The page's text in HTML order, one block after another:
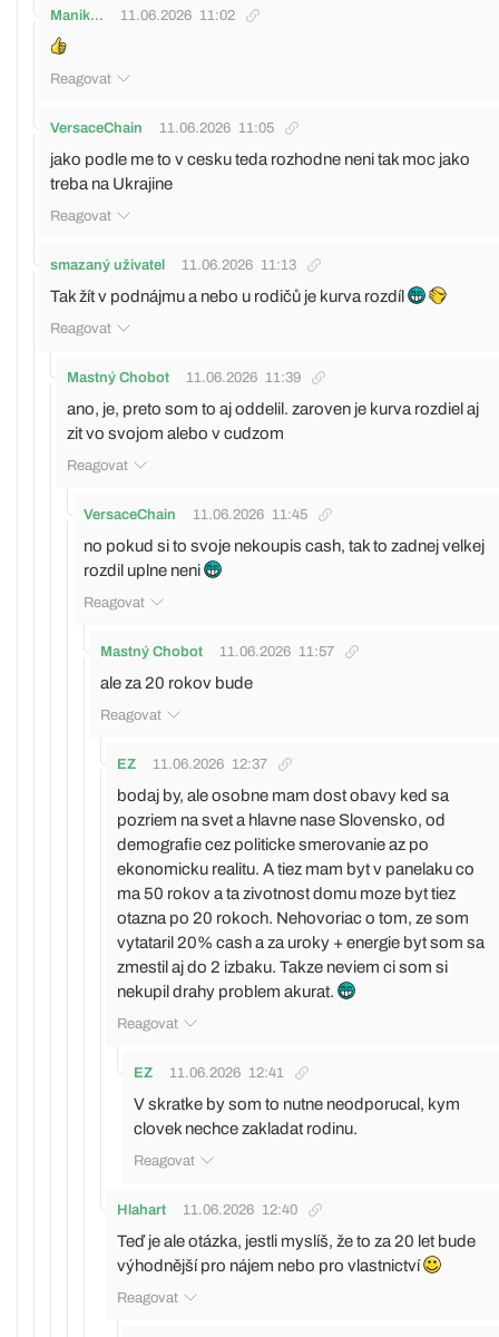
Manik... 11.06.2026 11:02
Reagovat
VersaceChain 11.06.2026 11:05
jako podle me to v cesku teda rozhodne neni tak moc jako
treba na Ukrajine
Reagovat
smazaný uživatel 11.06.2026 11:13
Tak žít v podnájmu a nebo u rodičů je kurva rozdíl
Reagovat
Mastný Chobot 11.06.2026 11:39
ano, je, preto som to aj oddelil. zaroven je kurva rozdiel aj
zit vo svojom alebo v cudzom
Reagovat
VersaceChain 11.06.2026 11:45
no pokud si to svoje nekoupis cash, tak to zadnej velkej
rozdil uplne neni
Reagovat
Mastný Chobot 11.06.2026 11:57
ale za 20 rokov bude
Reagovat
EZ 11.06.2026 12:37
bodaj by, ale osobne mam dost obavy ked sa
pozriem na svet a hlavne nase Slovensko, od
demografie cez politicke smerovanie az po
ekonomicku realitu. A tiez mam byt v panelaku co
ma 50 rokov a ta zivotnost domu moze byt tiez
otazna po 20 rokoch. Nehovoriac o tom, ze som
vytataril 20% cash a za uroky + energie byt som sa
zmestil aj do 2 izbaku. Takze neviem ci som si
nekupil drahy problem akurat.
Reagovat
EZ 11.06.2026 12:41
V skratke by som to nutne neodporucal, kym
clovek nechce zakladat rodinu.
Reagovat
Hlahart 11.06.2026 12:40
Teď je ale otázka, jestli myslíš, že to za 20 let bude
výhodnější pro nájem nebo pro vlastnictví
Reagovat